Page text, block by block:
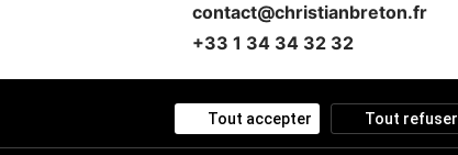
contact@christianbreton.fr
+33 1 34 34 32 32
Tout accepter Tout refuser